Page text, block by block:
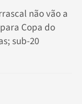
não vão a
Copa do
sub-20